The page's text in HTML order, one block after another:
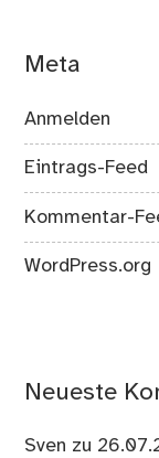
Meta
Anmelden
Eintrags-Feed
Kommentar-
WordPress.org
Neueste
Sven zu